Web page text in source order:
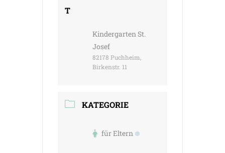
T
Kindergarten St.
Josef
82178 Puchheim,
Birkenstr. 11
KATEGORIE
für Eltern